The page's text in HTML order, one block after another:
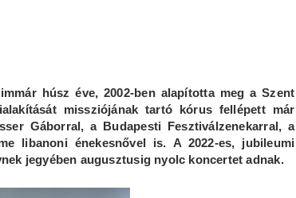
húsz éve, 2002-ben alapította meg a Szent
missziójának tartó kórus fellépett már
Gáborral, a Budapesti Fesztiválzenekarral, a
libanoni énekesnővel is. A 2022-es, jubileumi
jegyében augusztusig nyolc koncertet adnak.